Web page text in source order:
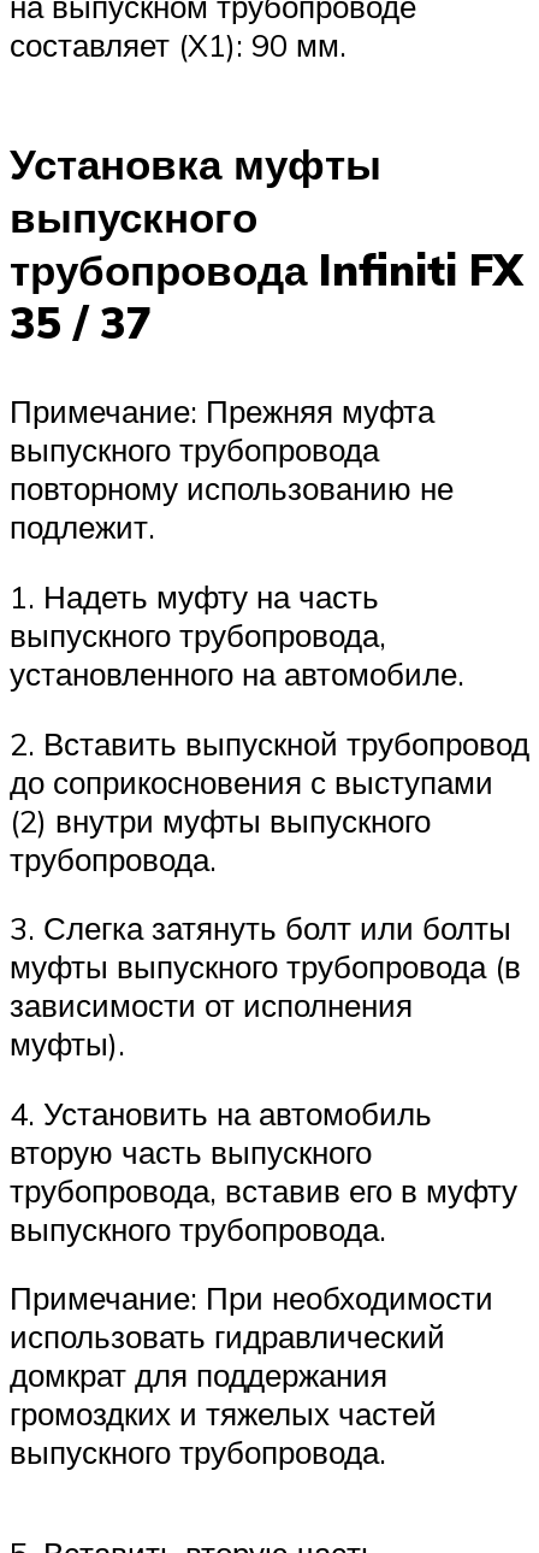
составляет (X1): 90 мм.
Установка муфты
выпускного
трубопровода Infiniti FX
35 / 37
Примечание: Прежняя муфта
выпускного трубопровода
повторному использованию не
подлежит.
1. Надеть муфту на часть
выпускного трубопровода,
установленного на автомобиле.
2. Вставить выпускной трубопровод
до соприкосновения с выступами
(2) внутри муфты выпускного
трубопровода.
3. Слегка затянуть болт или болты
муфты выпускного трубопровода (в
зависимости от исполнения
муфты).
4. Установить на автомобиль
вторую часть выпускного
трубопровода, вставив его в муфту
выпускного трубопровода.
Примечание: При необходимости
использовать гидравлический
домкрат для поддержания
громоздких и тяжелых частей
выпускного трубопровода.